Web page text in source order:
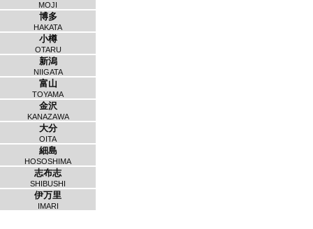
MOJI
博多
HAKATA
小樽
OTARU
新潟
NIIGATA
富山
TOYAMA
金沢
KANAZAWA
大分
OITA
細島
HOSOSHIMA
志布志
SHIBUSHI
伊万里
IMARI